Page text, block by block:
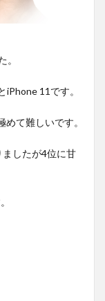
。
11です。
て難しいです。
したが4位に甘